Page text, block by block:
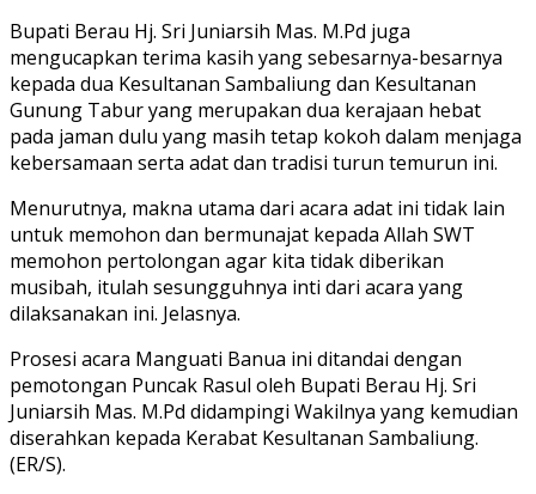
Bupati Berau Hj. Sri Juniarsih Mas. M.Pd juga
mengucapkan terima kasih yang sebesarnya-besarnya
kepada dua Kesultanan Sambaliung dan Kesultanan
Gunung Tabur yang merupakan dua kerajaan hebat
pada jaman dulu yang masih tetap kokoh dalam menjaga
kebersamaan serta adat dan tradisi turun temurun ini.
Menurutnya, makna utama dari acara adat ini tidak lain
untuk memohon dan bermunajat kepada Allah SWT
memohon pertolongan agar kita tidak diberikan
musibah, itulah sesungguhnya inti dari acara yang
dilaksanakan ini. Jelasnya.
Prosesi acara Manguati Banua ini ditandai dengan
pemotongan Puncak Rasul oleh Bupati Berau Hj. Sri
Juniarsih Mas. M.Pd didampingi Wakilnya yang kemudian
diserahkan kepada Kerabat Kesultanan Sambaliung.
(ER/S).